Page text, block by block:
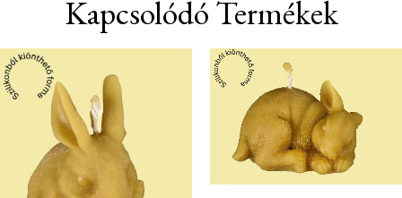
Kapcsolódó Termékek